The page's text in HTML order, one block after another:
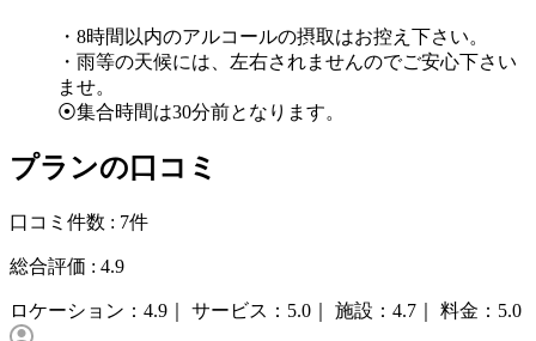
・8時間以内のアルコールの摂取はお控え下さい。
・雨等の天候には、左右されませんのでご安心下さい
ませ。
⦿集合時間は30分前となります。
プランの口コミ
口コミ件数 : 7件
総合評価 : 4.9
ロケーション： 4.9｜ サービス： 5.0｜ 施設： 4.7｜ 料金： 5.0